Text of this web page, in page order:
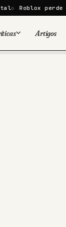
perde US$ 9
Artigos